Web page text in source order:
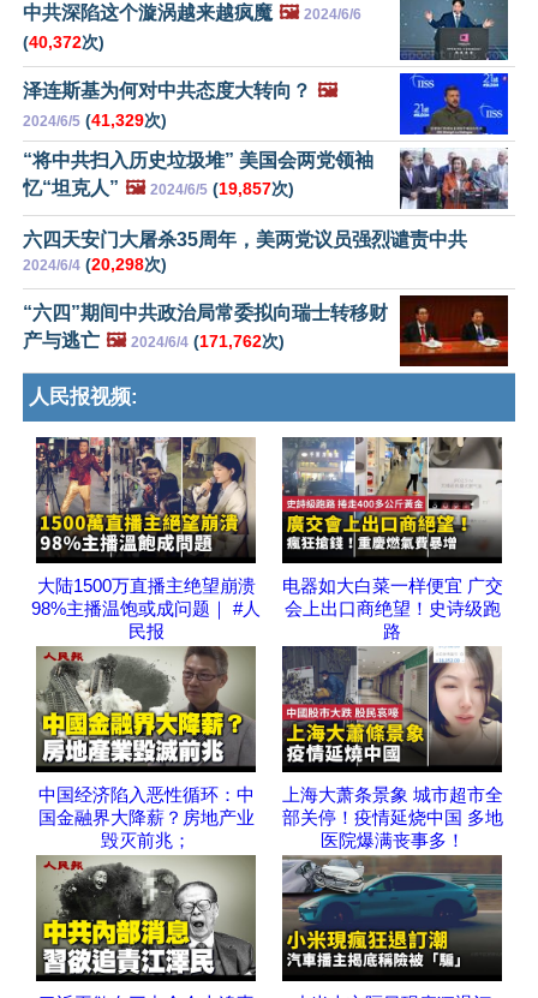
中共深陷这个漩涡越来越疯魔 🖼️ 2024/6/6
(40,372次)
泽连斯基为何对中共态度大转向？ 🖼️
2024/6/5 (41,329次)
“将中共扫入历史垃圾堆” 美国会两党领袖
忆“坦克人” 🖼️ 2024/6/5 (19,857次)
六四天安门大屠杀35周年，美两党议员强烈谴责中共
2024/6/4 (20,298次)
“六四”期间中共政治局常委拟向瑞士转移财
产与逃亡 🖼️ 2024/6/4 (171,762次)
人民报视频:
大陆1500万直播主绝望崩溃
98%主播温饱或成问题｜ #人
民报
电器如大白菜一样便宜 广交
会上出口商绝望！史诗级跑
路
中国经济陷入恶性循环：中
国金融界大降薪？房地产业
毁灭前兆；
上海大萧条景象 城市超市全
部关停！疫情延烧中国 多地
医院爆满丧事多！